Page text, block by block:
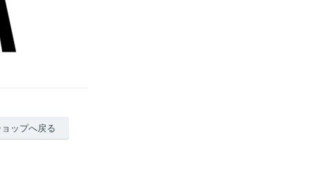
ップへ戻る